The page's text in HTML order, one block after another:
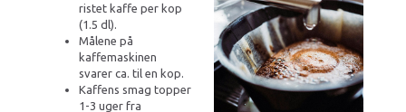
ristet kaffe per kop
(1.5 dl).
Målene på
kaffemaskinen
svarer ca. til en kop.
Kaffens smag topper
1-3 uger fra